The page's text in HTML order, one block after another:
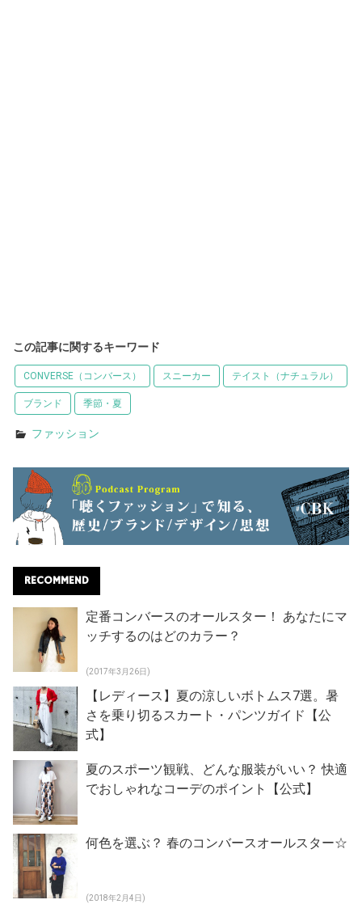
この記事に関するキーワード
CONVERSE（コンバース） スニーカー テイスト（ナチュラル）
ブランド 季節・夏
ファッション
RECOMMEND
定番コンバースのオールスター！ あなたにマ
ッチするのはどのカラー？
(2017年3月26日)
【レディース】夏の涼しいボトムス7選。暑
さを乗り切るスカート・パンツガイド【公
式】
夏のスポーツ観戦、どんな服装がいい？ 快適
でおしゃれなコーデのポイント【公式】
何色を選ぶ？ 春のコンバースオールスター☆
(2018年2月4日)